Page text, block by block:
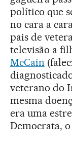
político que
no cara a
pais de
televisão a
McCain
veterano do
mesma
era uma
Democrata,